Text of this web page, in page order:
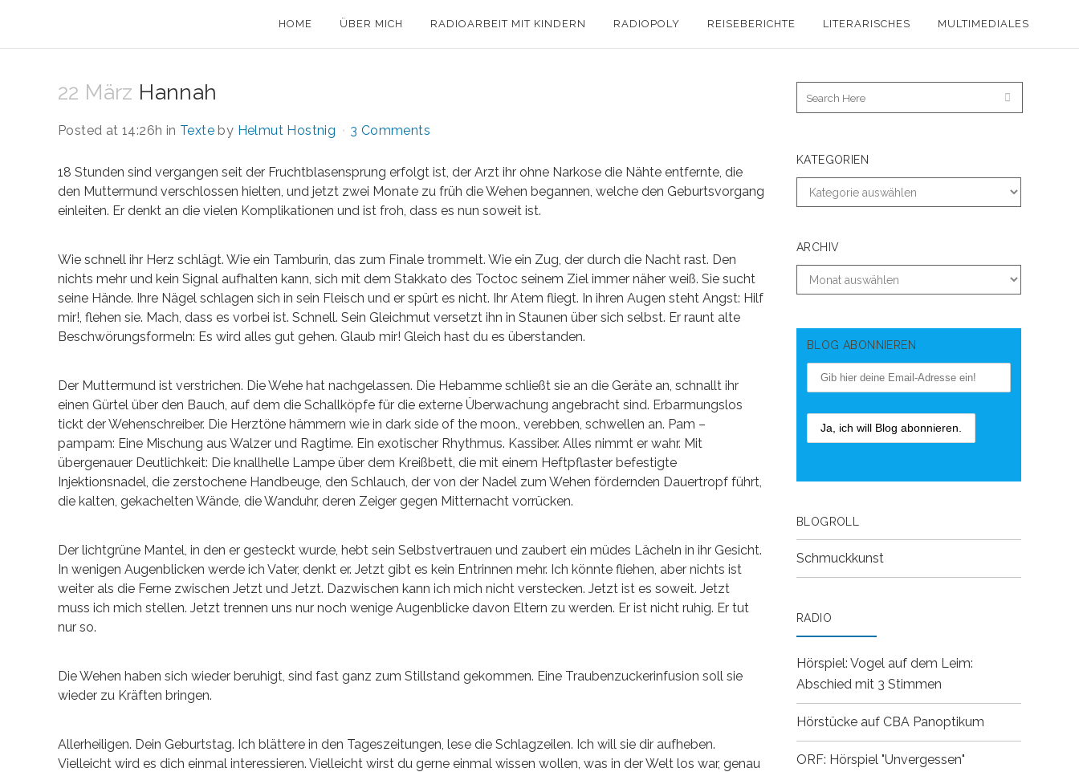
HOME ÜBER MICH RADIOARBEIT MIT KINDERN RADIOPOLY REISEBERICHTE LITERARISCHES MULTIMEDIALES
22 März Hannah
Posted at 14:26h in Texte by Helmut Hostnig 3 Comments
18 Stunden sind vergangen seit der Fruchtblasensprung erfolgt ist, der Arzt ihr ohne Narkose die Nähte entfernte, die
den Muttermund verschlossen hielten, und jetzt zwei Monate zu früh die Wehen begannen, welche den Geburtsvorgang
einleiten. Er denkt an die vielen Komplikationen und ist froh, dass es nun soweit ist.
Wie schnell ihr Herz schlägt. Wie ein Tamburin, das zum Finale trommelt. Wie ein Zug, der durch die Nacht rast. Den
nichts mehr und kein Signal aufhalten kann, sich mit dem Stakkato des Toctoc seinem Ziel immer näher weiß. Sie sucht
seine Hände. Ihre Nägel schlagen sich in sein Fleisch und er spürt es nicht. Ihr Atem fliegt. In ihren Augen steht Angst: Hilf
mir!, flehen sie. Mach, dass es vorbei ist. Schnell. Sein Gleichmut versetzt ihn in Staunen über sich selbst. Er raunt alte
Beschwörungsformeln: Es wird alles gut gehen. Glaub mir! Gleich hast du es überstanden.
Der Muttermund ist verstrichen. Die Wehe hat nachgelassen. Die Hebamme schließt sie an die Geräte an, schnallt ihr
einen Gürtel über den Bauch, auf dem die Schallköpfe für die externe Überwachung angebracht sind. Erbarmungslos
tickt der Wehenschreiber. Die Herztöne hämmern wie in dark side of the moon., verebben, schwellen an. Pam –
pampam: Eine Mischung aus Walzer und Ragtime. Ein exotischer Rhythmus. Kassiber. Alles nimmt er wahr. Mit
übergenauer Deutlichkeit: Die knallhelle Lampe über dem Kreißbett, die mit einem Heftpflaster befestigte
Injektionsnadel, die zerstochene Handbeuge, den Schlauch, der von der Nadel zum Wehen fördernden Dauertropf führt,
die kalten, gekachelten Wände, die Wanduhr, deren Zeiger gegen Mitternacht vorrücken.
Der lichtgrüne Mantel, in den er gesteckt wurde, hebt sein Selbstvertrauen und zaubert ein müdes Lächeln in ihr Gesicht.
In wenigen Augenblicken werde ich Vater, denkt er. Jetzt gibt es kein Entrinnen mehr. Ich könnte fliehen, aber nichts ist
weiter als die Ferne zwischen Jetzt und Jetzt. Dazwischen kann ich mich nicht verstecken. Jetzt ist es soweit. Jetzt
muss ich mich stellen. Jetzt trennen uns nur noch wenige Augenblicke davon Eltern zu werden. Er ist nicht ruhig. Er tut
nur so.
Die Wehen haben sich wieder beruhigt, sind fast ganz zum Stillstand gekommen. Eine Traubenzuckerinfusion soll sie
wieder zu Kräften bringen.
Allerheiligen. Dein Geburtstag. Ich blättere in den Tageszeitungen, lese die Schlagzeilen. Ich will sie dir aufheben.
Vielleicht wird es dich einmal interessieren. Vielleicht wirst du gerne einmal wissen wollen, was in der Welt los war, genau
KATEGORIEN
ARCHIV
BLOG ABONNIEREN
BLOGROLL
Schmuckkunst
RADIO
Hörspiel: Vogel auf dem Leim:
Abschied mit 3 Stimmen
Hörstücke auf CBA Panoptikum
ORF: Hörspiel "Unvergessen"